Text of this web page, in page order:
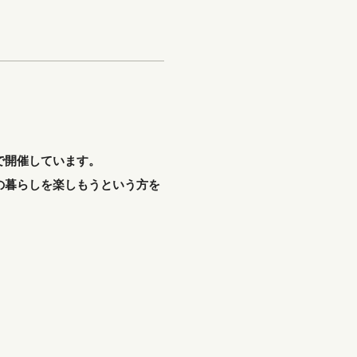
催しています。
らしを楽しもうという方を